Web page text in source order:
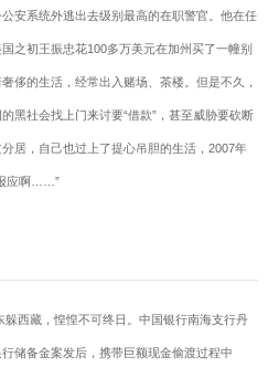
系统外逃出去级别最高的在职警官。他在任
之初王振忠花100多万美元在加州买了一幢别
侈的生活，经常出入赌场、茶楼。但是不久，
黑社会找上门来讨要“借款”，甚至威胁要砍断
居，自己也过上了提心吊胆的生活，2007年
应啊……”
西藏，惶惶不可终日。中国银行南海支行丹
储备金案发后，携带巨额现金偷渡过程中